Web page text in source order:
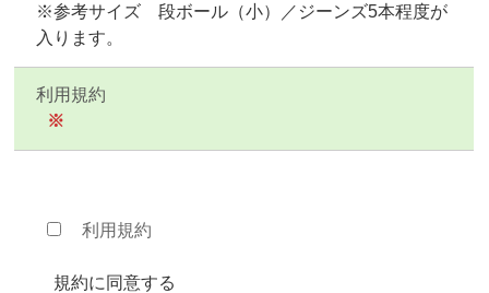
※参考サイズ 段ボール（小）／ジーンズ5本程度が
入ります。
利用規約
※
利用規約
規約に同意する